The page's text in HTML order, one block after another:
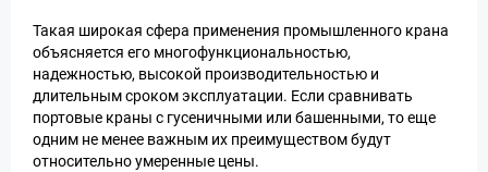
Такая широкая сфера применения промышленного крана
объясняется его многофункциональностью,
надежностью, высокой производительностью и
длительным сроком эксплуатации. Если сравнивать
портовые краны с гусеничными или башенными, то еще
одним не менее важным их преимуществом будут
относительно умеренные цены.